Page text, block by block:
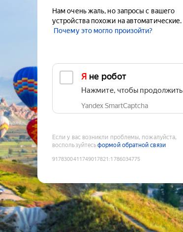
Нам очень жаль, но запросы с вашего
устройства похожи на автоматические.
Почему это могло произойти?
Я не робот
Нажмите, чтобы продолжить
Yandex SmartCaptcha
Если у вас возникли проблемы, пожалуйста,
воспользуйтесьформой обратной связи
9178300411749017821 :1786034775